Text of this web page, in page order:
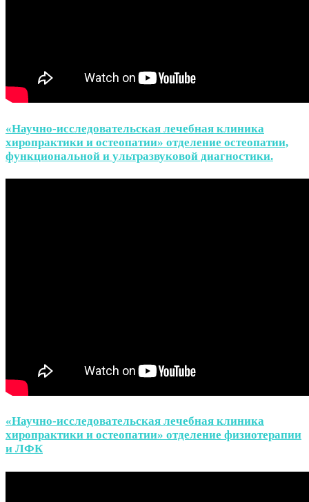
«Научно-исследовательская лечебная клиника
хиропрактики и остеопатии» отделение остеопатии,
функциональной и ультразвуковой диагностики.
«Научно-исследовательская лечебная клиника
хиропрактики и остеопатии» отделение физиотерапии
и ЛФК